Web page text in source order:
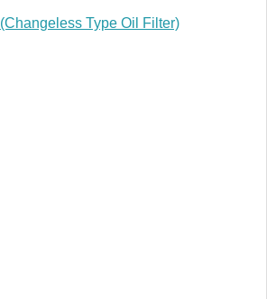
Type Oil Filter)